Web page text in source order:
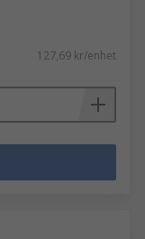
127,69 kr/enhet